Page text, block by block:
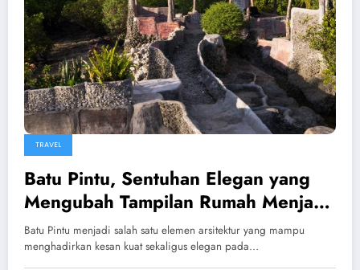
TRAVEL
Batu Pintu, Sentuhan Elegan yang
Mengubah Tampilan Rumah Menjadi
Lebih Kokoh dan Berkelas
Batu Pintu menjadi salah satu elemen arsitektur yang mampu
menghadirkan kesan kuat sekaligus elegan pada…